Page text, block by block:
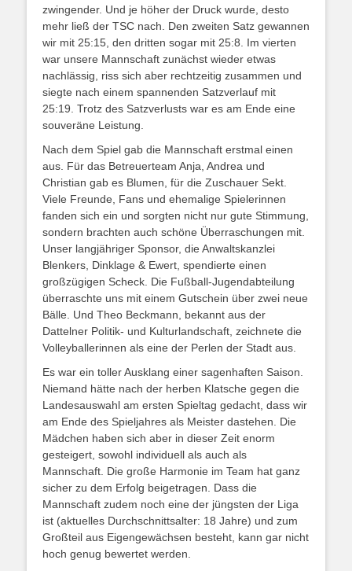
zwingender. Und je höher der Druck wurde, desto
mehr ließ der TSC nach. Den zweiten Satz gewannen
wir mit 25:15, den dritten sogar mit 25:8. Im vierten
war unsere Mannschaft zunächst wieder etwas
nachlässig, riss sich aber rechtzeitig zusammen und
siegte nach einem spannenden Satzverlauf mit
25:19. Trotz des Satzverlusts war es am Ende eine
souveräne Leistung.
Nach dem Spiel gab die Mannschaft erstmal einen
aus. Für das Betreuerteam Anja, Andrea und
Christian gab es Blumen, für die Zuschauer Sekt.
Viele Freunde, Fans und ehemalige Spielerinnen
fanden sich ein und sorgten nicht nur gute Stimmung,
sondern brachten auch schöne Überraschungen mit.
Unser langjähriger Sponsor, die Anwaltskanzlei
Blenkers, Dinklage & Ewert, spendierte einen
großzügigen Scheck. Die Fußball-Jugendabteilung
überraschte uns mit einem Gutschein über zwei neue
Bälle. Und Theo Beckmann, bekannt aus der
Dattelner Politik- und Kulturlandschaft, zeichnete die
Volleyballerinnen als eine der Perlen der Stadt aus.
Es war ein toller Ausklang einer sagenhaften Saison.
Niemand hätte nach der herben Klatsche gegen die
Landesauswahl am ersten Spieltag gedacht, dass wir
am Ende des Spieljahres als Meister dastehen. Die
Mädchen haben sich aber in dieser Zeit enorm
gesteigert, sowohl individuell als auch als
Mannschaft. Die große Harmonie im Team hat ganz
sicher zu dem Erfolg beigetragen. Dass die
Mannschaft zudem noch eine der jüngsten der Liga
ist (aktuelles Durchschnittsalter: 18 Jahre) und zum
Großteil aus Eigengewächsen besteht, kann gar nicht
hoch genug bewertet werden.